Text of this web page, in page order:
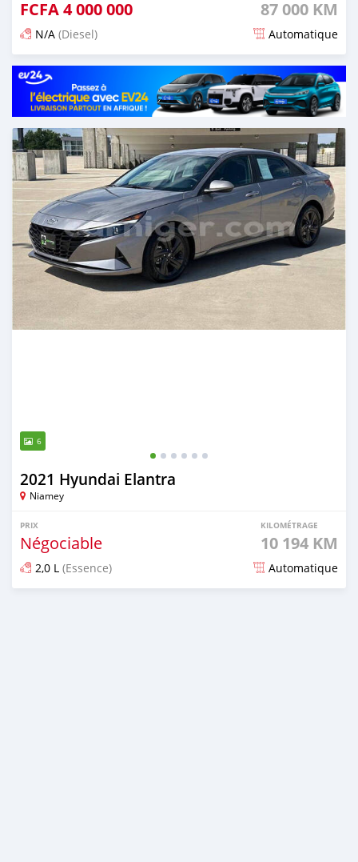
FCFA4 000 000 87 000 KM
N/A (Diesel) Automatique
Publié il y a 7 mois
6
2021 Hyundai Elantra
Niamey
PRIX
Négociable
KILOMÉTRAGE
10 194 KM
2,0 L (Essence) Automatique